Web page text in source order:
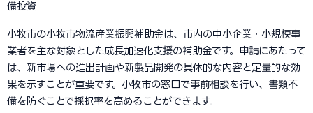
備投資
小牧市の小牧市物流産業振興補助金は、市内の中小企業・小規模事
業者を主な対象とした成長加速化支援の補助金です。申請にあたって
は、新市場への進出計画や新製品開発の具体的な内容と定量的な効
果を示すことが重要です。小牧市の窓口で事前相談を行い、書類不
備を防ぐことで採択率を高めることができます。